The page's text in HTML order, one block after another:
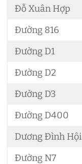
Đỗ Xuân Hợp
Đường 816
Đường D1
Đường D2
Đường D3
Đường D400
Dương Đình Hội
Đường N7